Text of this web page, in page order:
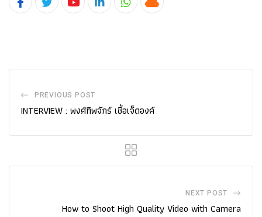
YoutubeLinkedInWhatsapp
Cloud
PREVIOUS POST
INTERVIEW : พงศ์ทิพจักร์ เชื้อเจ็ดองค์
NEXT POST
How to Shoot High Quality Video with Camera